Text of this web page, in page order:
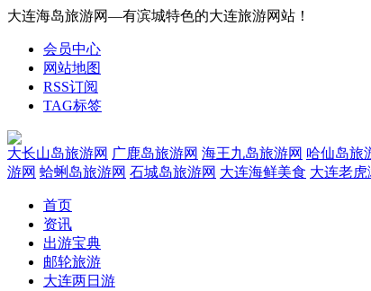
大连海岛旅游网—有滨城特色的大连旅游网站！
会员中心
网站地图
RSS订阅
TAG标签
大长山岛旅游网 广鹿岛旅游网 海王九岛旅游网 哈仙岛旅
游网 蛤蜊岛旅游网 石城岛旅游网 大连海鲜美食 大连老虎
首页
资讯
出游宝典
邮轮旅游
大连两日游